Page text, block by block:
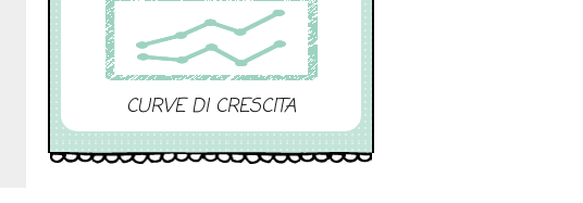
CURVE DI CRESCITA